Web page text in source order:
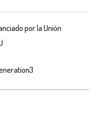
por la Unión